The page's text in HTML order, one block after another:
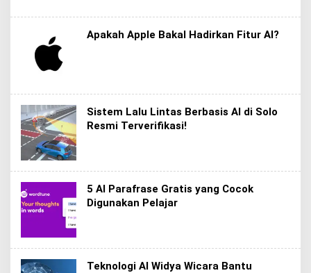
Apakah Apple Bakal Hadirkan Fitur AI?
Sistem Lalu Lintas Berbasis AI di Solo
Resmi Terverifikasi!
5 AI Parafrase Gratis yang Cocok
Digunakan Pelajar
Teknologi AI Widya Wicara Bantu